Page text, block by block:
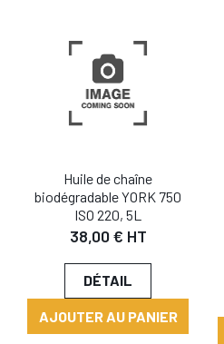
Huile de chaîne
biodégradable YORK 750
ISO 220, 5L
38,00 € HT
DÉTAIL
AJOUTER AU PANIER